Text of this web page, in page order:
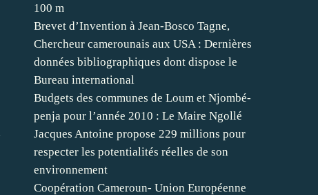
100 m
Brevet d’Invention à Jean-Bosco Tagne,
Chercheur camerounais aux USA : Dernières
données bibliographiques dont dispose le
Bureau international
Budgets des communes de Loum et Njombé-
penja pour l’année 2010 : Le Maire Ngollé
Jacques Antoine propose 229 millions pour
respecter les potentialités réelles de son
environnement
Coopération Cameroun- Union Européenne